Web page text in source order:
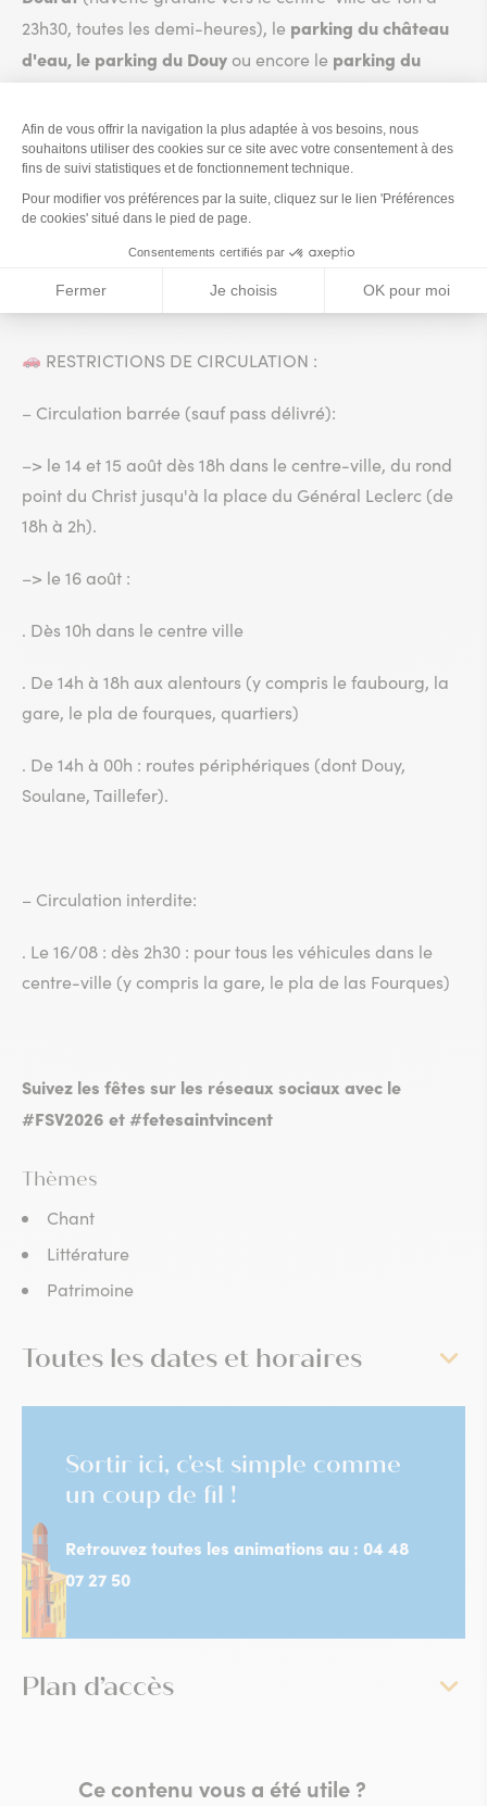
23h30, toutes les demi-heures), le parking du château
d'eau, le parking du Douy ou encore le parking du
stadequi sont moins empruntés.
– Voici leplan et le tarifdes parking
– Pour éviter une attente trop longue, téléchargez
l'application "Easypark» qui vous permet de payer en
RESTRICTIONS DE CIRCULATION :
– Circulation barrée (sauf pass délivré):
–> le 14 et 15 août dès 18h dans le centre-ville, du rond
point du Christ jusqu'à la place du Général Leclerc (de
18h à 2h).
–> le 16 août :
. Dès 10h dans le centre ville
. De 14h à 18h aux alentours (y compris le faubourg, la
gare, le pla de fourques, quartiers)
. De 14h à 00h : routes périphériques (dont Douy,
Soulane, Taillefer).
– Circulation interdite:
. Le 16/08 : dès 2h30 : pour tous les véhicules dans le
centre-ville (y compris la gare, le pla de las Fourques)
Suivez les fêtes sur les réseaux sociaux avec le
#FSV2026 et #fetesaintvincent
Thèmes
Chant
Littérature
Patrimoine
Toutes les dates et horaires
Sortir ici, c'est simple comme
un coup de fil !
Retrouvez toutes les animations au : 04 48
07 27 50
Plan d’accès
Ce contenu vous a été utile ?